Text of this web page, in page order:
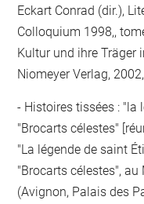
Eckart Conrad (dir.),
Colloquium 1998,,
Kultur und ihre Träger
Niomeyer Verlag,
Histoires tissées : "la
"Brocarts célestes"
"La légende de saint
"Brocarts célestes",
(Avignon, Palais des